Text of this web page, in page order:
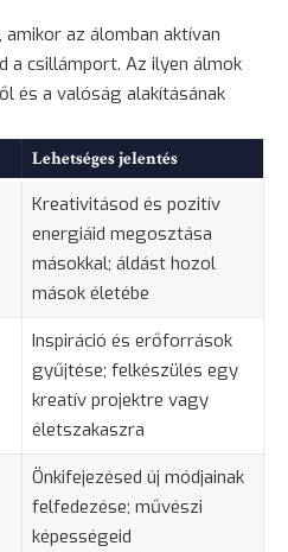
az álomban aktívan
a csillámport. Az ilyen álmok
és a valóság alakításának
Lehetséges jelentés
Kreativitásod és pozitív
energiáid megosztása
másokkal; áldást hozol
mások életébe
Inspiráció és erőforrások
gyűjtése; felkészülés egy
kreatív projektre vagy
életszakaszra
Önkifejezésed új módjainak
felfedezése; művészi
képességeid